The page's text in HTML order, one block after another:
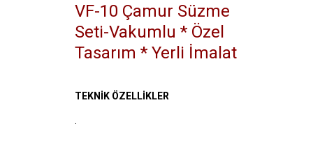
VF-10 Çamur Süzme
Seti-Vakumlu * Özel
Tasarım * Yerli İmalat
TEKNİK ÖZELLİKLER